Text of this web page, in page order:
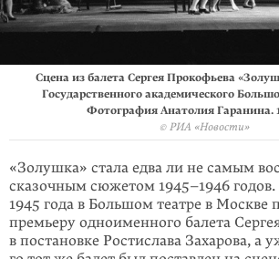
Сцена из балета Сергея Прокофьева
Государственного академического
Фотография Анатолия Гаранина.
© РИА «Новости»
«Золушка» стала едва ли не самым
сказочным сюжетом 1945–1946 годов
1945 года в Большом театре в Москве
премьеру одноименного балета
в постановке Ростислава Захарова, а